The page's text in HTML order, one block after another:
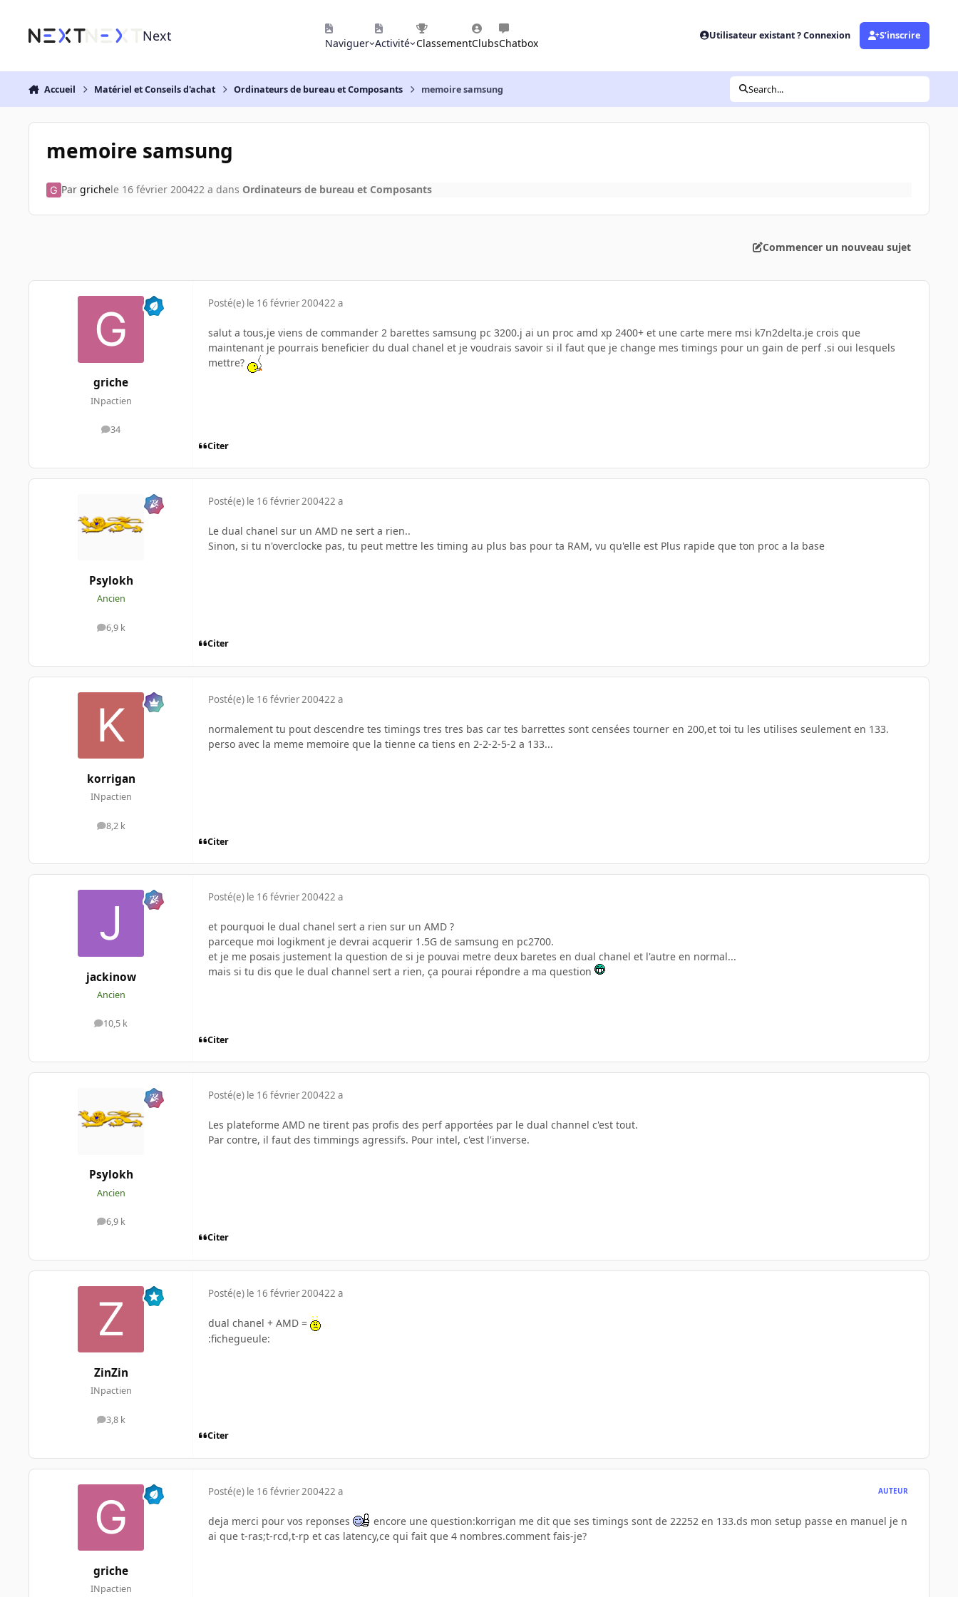
Next Naviguer Activité ClassementClubsChatbox
Utilisateur existant ? Connexion S’inscrire
Accueil Matériel et Conseils d'achat Ordinateurs de bureau et Composants memoire samsung Search...
memoire samsung
Par grichele 16 février 200422 a dans Ordinateurs de bureau et Composants
Commencer un nouveau sujet
griche
INpactien
34
messages
Posté(e) le 16 février 200422 a
salut a tous,je viens de commander 2 barettes samsung pc 3200.j ai un proc amd xp 2400+ et une carte mere msi k7n2delta.je crois que
maintenant je pourrais beneficier du dual chanel et je voudrais savoir si il faut que je change mes timings pour un gain de perf .si oui lesquels
mettre?
Citer
Psylokh
Ancien
6,9 k
messages
Posté(e) le 16 février 200422 a
Le dual chanel sur un AMD ne sert a rien..
Sinon, si tu n'overclocke pas, tu peut mettre les timing au plus bas pour ta RAM, vu qu'elle est Plus rapide que ton proc a la base
Citer
korrigan
INpactien
8,2 k
messages
Posté(e) le 16 février 200422 a
normalement tu pout descendre tes timings tres tres bas car tes barrettes sont censées tourner en 200,et toi tu les utilises seulement en 133.
perso avec la meme memoire que la tienne ca tiens en 2-2-2-5-2 a 133...
Citer
jackinow
Ancien
10,5 k
messages
Posté(e) le 16 février 200422 a
et pourquoi le dual chanel sert a rien sur un AMD ?
parceque moi logikment je devrai acquerir 1.5G de samsung en pc2700.
et je me posais justement la question de si je pouvai metre deux baretes en dual chanel et l'autre en normal...
mais si tu dis que le dual channel sert a rien, ça pourai répondre a ma question
Citer
Psylokh
Ancien
6,9 k
messages
Posté(e) le 16 février 200422 a
Les plateforme AMD ne tirent pas profis des perf apportées par le dual channel c'est tout.
Par contre, il faut des timmings agressifs. Pour intel, c'est l'inverse.
Citer
ZinZin
INpactien
3,8 k
messages
Posté(e) le 16 février 200422 a
dual chanel + AMD =
:fichegueule:
Citer
griche
INpactien
Posté(e) le 16 février 200422 a AUTEUR
deja merci pour vos reponses
encore une question:korrigan me dit que ses timings sont de 22252 en 133.ds mon setup passe en manuel je n
ai que t-ras;t-rcd,t-rp et cas latency,ce qui fait que 4 nombres.comment fais-je?